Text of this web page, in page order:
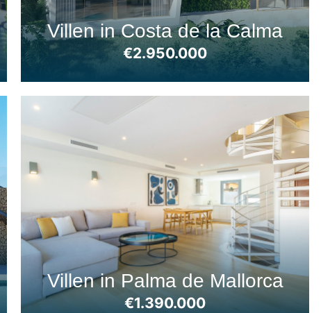
Villen in Costa de la Calma
€2.950.000
Villen in Palma de Mallorca
€1.390.000